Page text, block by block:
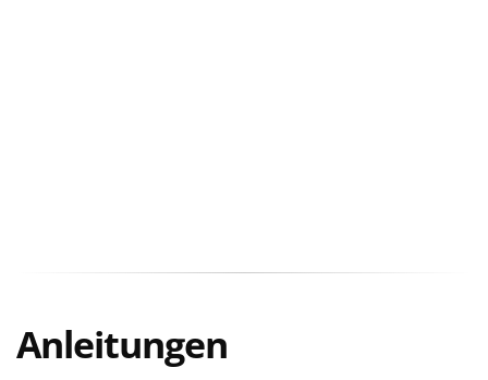
Anleitungen